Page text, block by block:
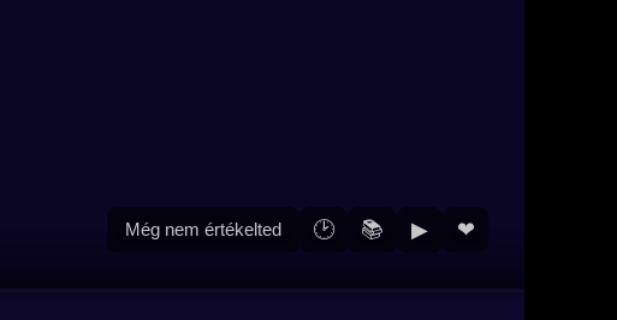
Még nem értékelted 🕑 📚 ▶ ❤